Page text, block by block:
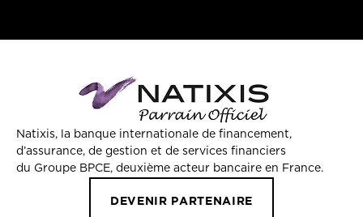
Natixis, la banque internationale de financement,
d’assurance, de gestion et de services financiers
du Groupe BPCE, deuxième acteur bancaire en France.
DEVENIR PARTENAIRE